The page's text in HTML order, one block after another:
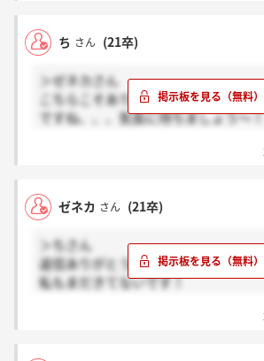
ち さん (21卒)
＞ゼネカさん
こちらこそありがとうございます！
ですね、、、気長に待ちましょう～！
ゼネカ さん (21卒)
＞ちさん
返信ありがとうございます。
私もまだきてないです！